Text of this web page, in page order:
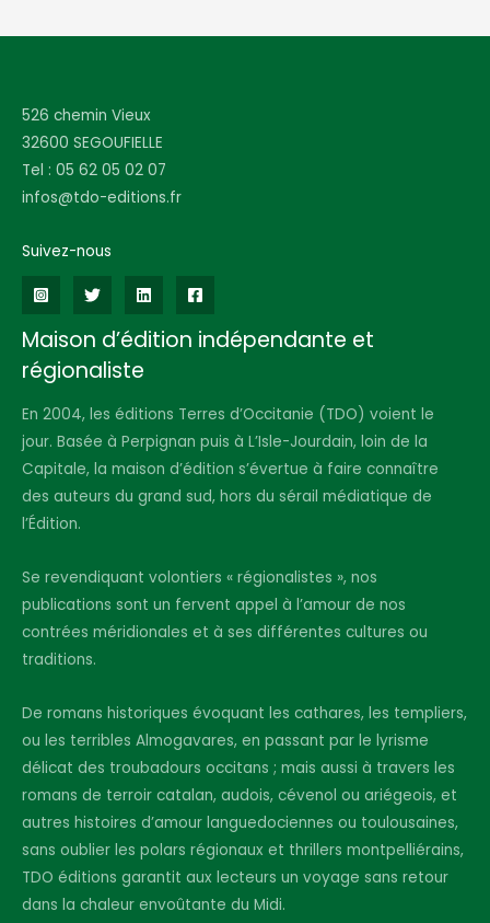
526 chemin Vieux
32600 SEGOUFIELLE
Tel : 05 62 05 02 07
infos@tdo-editions.fr
Suivez-nous
Maison d’édition indépendante et
régionaliste
En 2004, les éditions Terres d’Occitanie (TDO) voient le
jour. Basée à Perpignan puis à L’Isle-Jourdain, loin de la
Capitale, la maison d’édition s’évertue à faire connaître
des auteurs du grand sud, hors du sérail médiatique de
l’Édition.
Se revendiquant volontiers « régionalistes », nos
publications sont un fervent appel à l’amour de nos
contrées méridionales et à ses différentes cultures ou
traditions.
De romans historiques évoquant les cathares, les templiers,
ou les terribles Almogavares, en passant par le lyrisme
délicat des troubadours occitans ; mais aussi à travers les
romans de terroir catalan, audois, cévenol ou ariégeois, et
autres histoires d’amour languedociennes ou toulousaines,
sans oublier les polars régionaux et thrillers montpelliérains,
TDO éditions garantit aux lecteurs un voyage sans retour
dans la chaleur envoûtante du Midi.